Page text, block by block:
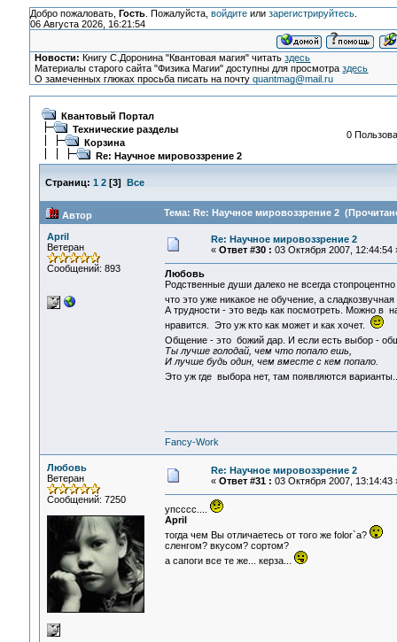
Добро пожаловать, Гость. Пожалуйста, войдитеили зарегистрируйтесь.
06 Августа 2026, 16:21:54
Новости: Книгу С.Доронина "Квантовая магия" читатьздесь
Материалы старого сайта "Физика Магии" доступны для просмотраздесь
О замеченных глюках просьба писать на почтуquantmag@mail.ru
Квантовый Портал
Технические разделы
Корзина
Re: Научное мировоззрение 2
0
Страниц: 1 2[3] Все
Автор Тема: Re: Научное мировоззрение 2
April
Ветеран
Сообщений: 893
Re: Научное мировоззрение 2
« Ответ #30 : 03 Октября 2007, 12:44:54
Любовь
Родственные души далеко не всегда
что это уже никакое не обучение, а
А трудности - это ведь как посмотреть. Можно в
нравится. Это уж кто как может и как хочет.
Общение - это божий дар. И если есть выбор -
Ты лучше голодай, чем что попало ешь,
И лучше будь один, чем вместе с кем попало.
Это уж где выбора нет, там появляются
Fancy-Work
Любовь
Ветеран
Сообщений: 7250
Re: Научное мировоззрение 2
« Ответ #31 : 03 Октября 2007, 13:14:43
упсссс....
April
тогда чем Вы отличаетесь от того же folor`а?
сленгом? вкусом? сортом?
а сапоги все те же... керза...